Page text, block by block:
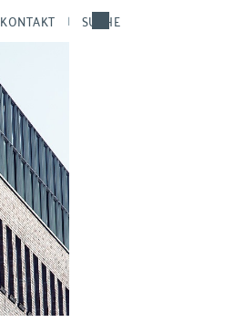
KONTAKT SUCHE